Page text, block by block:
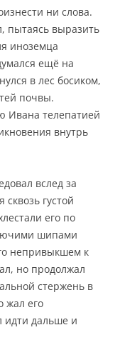
ни слова.
пытаясь выразить
иноземца
ещё на
в лес босиком,
почвы.
Ивана телепатией
внутрь
вслед за
густой
его по
шипами
непривыкшем к
но продолжал
стержень в
жал его
идти дальше и